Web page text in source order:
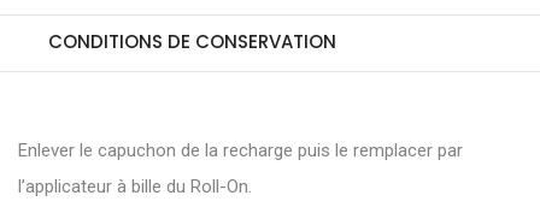
CONDITIONS DE CONSERVATION
Enlever le capuchon de la recharge puis le remplacer par
l’applicateur à bille du Roll-On.